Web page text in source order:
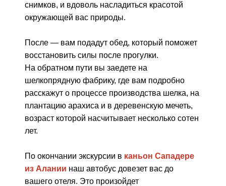
снимков, и вдоволь насладиться красотой
окружающей вас природы.
После — вам подадут обед, который поможет
восстановить силы после прогулки.
На обратном пути вы заедете на
шелкопрядную фабрику, где вам подробно
расскажут о процессе производства шелка, на
плантацию арахиса и в деревенскую мечеть,
возраст которой насчитывает несколько сотен
лет.
По окончании экскурсии в каньон Сападере
из Алании наш автобус довезет вас до
вашего отеля. Это произойдет